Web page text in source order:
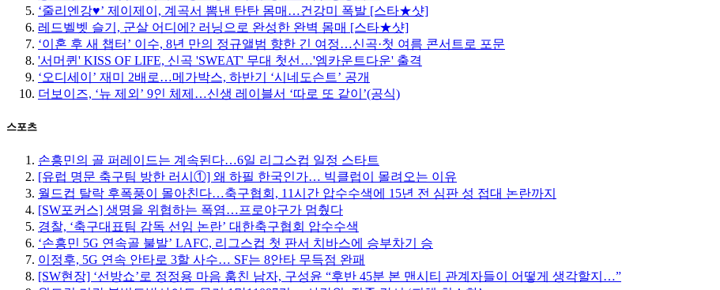
‘줄리엔강♥’ 제이제이, 계곡서 뽐낸 탄탄 몸매…건강미 폭발 [스타★샷]
레드벨벳 슬기, 군살 어디에? 러닝으로 완성한 완벽 몸매 [스타★샷]
‘이혼 후 새 챕터’ 이수, 8년 만의 정규앨범 향한 긴 여정…신곡·첫 여름 콘서트로 포문
'서머퀸' KISS OF LIFE, 신곡 'SWEAT' 무대 첫선…'엠카운트다운' 출격
‘오디세이’ 재미 2배로…메가박스, 하반기 ‘시네도슨트’ 공개
더보이즈, ‘뉴 제외’ 9인 체제…신생 레이블서 ‘따로 또 같이’(공식)
스포츠
손흥민의 골 퍼레이드는 계속된다…6일 리그스컵 일정 스타트
[유럽 명문 축구팀 방한 러시①] 왜 하필 한국인가… 빅클럽이 몰려오는 이유
월드컵 탈락 후폭풍이 몰아친다…축구협회, 11시간 압수수색에 15년 전 심판 성 접대 논란까지
[SW포커스] 생명을 위협하는 폭염…프로야구가 멈췄다
경찰, ‘축구대표팀 감독 선임 논란’ 대한축구협회 압수수색
‘손흥민 5G 연속골 불발’ LAFC, 리그스컵 첫 판서 치바스에 승부차기 승
이정후, 5G 연속 안타로 3할 사수… SF는 8안타 무득점 완패
[SW현장] ‘선방쇼’로 정정용 마음 훔친 남자, 구성윤 “후반 45분 본 맨시티 관계자들이 어떻게 생각할지…”